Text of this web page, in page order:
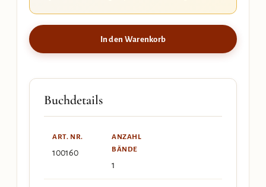
In den Warenkorb
Buchdetails
ART. NR.
100160
ANZAHL
BÄNDE
1